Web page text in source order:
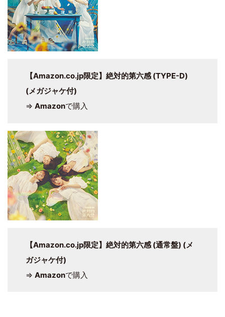
【Amazon.co.jp限定】絶対的第六感 (TYPE-D)
(メガジャケ付)
⇒ Amazonで購入
【Amazon.co.jp限定】絶対的第六感 (通常盤) (メ
ガジャケ付)
⇒ Amazonで購入